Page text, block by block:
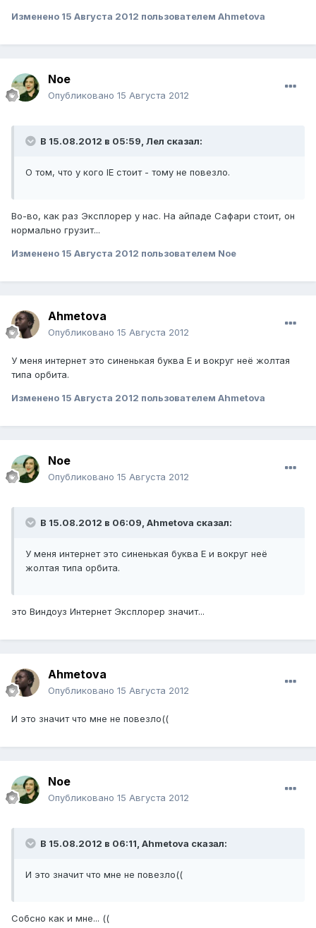
Изменено 15 Августа 2012 пользователем Ahmetova
Noe
Опубликовано 15 Августа 2012
В 15.08.2012 в 05:59, Лел сказал:
О том, что у кого IE стоит - тому не повезло.
Во-во, как раз Эксплорер у нас. На айпаде Сафари стоит, он
нормально грузит...
Изменено 15 Августа 2012 пользователем Noe
Ahmetova
Опубликовано 15 Августа 2012
У меня интернет это синенькая буква Е и вокруг неё жолтая
типа орбита.
Изменено 15 Августа 2012 пользователем Ahmetova
Noe
Опубликовано 15 Августа 2012
В 15.08.2012 в 06:09, Ahmetova сказал:
У меня интернет это синенькая буква Е и вокруг неё
жолтая типа орбита.
это Виндоуз Интернет Эксплорер значит...
Ahmetova
Опубликовано 15 Августа 2012
И это значит что мне не повезло((
Noe
Опубликовано 15 Августа 2012
В 15.08.2012 в 06:11, Ahmetova сказал:
И это значит что мне не повезло((
Собсно как и мне... ((